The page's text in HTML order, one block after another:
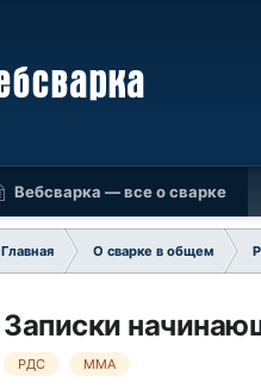
Вебсварка — все о сварке
Главная О сварке в общем
Записки
РДС MMA